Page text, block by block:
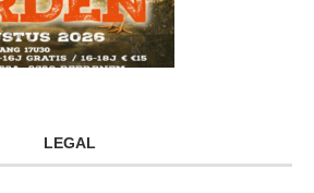
LEGAL